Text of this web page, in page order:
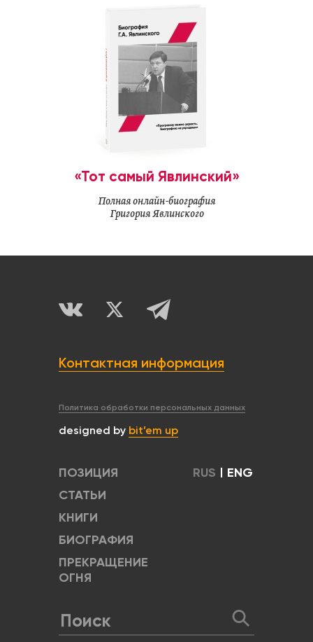
«Тот самый Явлинский»
Полная онлайн-биография
Григория Явлинского
Контактная информация
Политика обработки персональных данных
designed by bit’em up
ПОЗИЦИЯ
СТАТЬИ
КНИГИ
БИОГРАФИЯ
ПРЕКРАЩЕНИЕ
ОГНЯ
RUS | ENG